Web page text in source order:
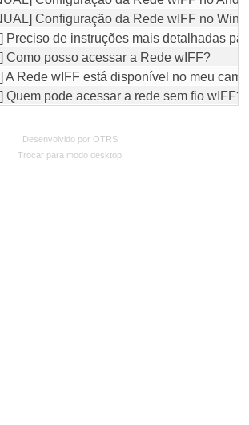
Configuração da Rede wIFF no
Preciso de instruções mais detalhadas
Como posso acessar a Rede wIFF?
A Rede wIFF está disponível no meu
Quem pode acessar a rede sem fio wIFF?
Desenvolvido por OTRS
Trocar para modo desktop